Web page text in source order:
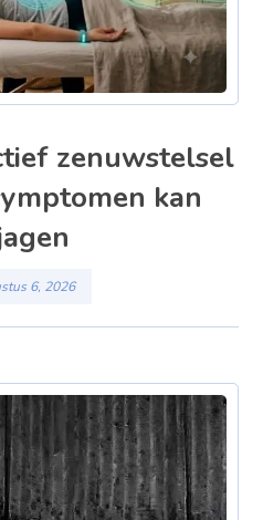
zenuwstelsel
kan
6, 2026